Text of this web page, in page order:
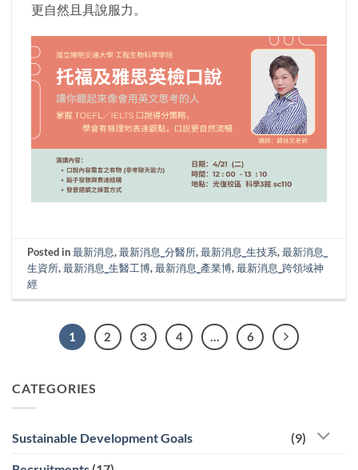
更自然且具說服力。
Posted in最新消息,最新消息_分醫所,最新消息_生技系,最新消息_
生資所,最新消息_生醫工博,最新消息_產業博,最新消息_跨領域神
經
1 2 3 4 … 6
CATEGORIES
Sustainable Development Goals (9)